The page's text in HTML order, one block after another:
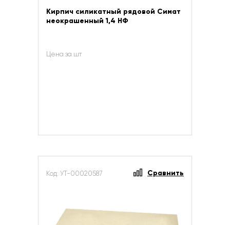
Кирпич силикатный рядовой Симат
неокрашенный 1,4 НФ
Цена за шт
Код: УТ-00020587 Сравнить